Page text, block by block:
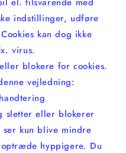
indstillinger, udføre
kan dog ikke
virus.
blokere for cookies.
vejledning:
sletter eller blokerer
kun blive mindre
hyppigere. Du